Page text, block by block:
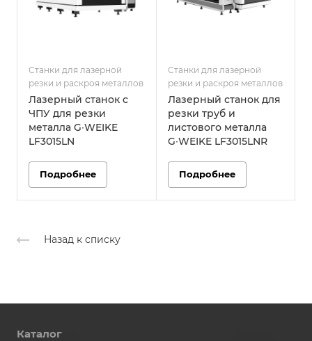
Станки для лазерной
резки и раскроя металлов
Лазерный станок с
ЧПУ для резки
металла G∙WEIKE
LF3015LN
Подробнее
Станки для лазерной
резки и раскроя металлов
Лазерный станок для
резки труб и
листового металла
G∙WEIKE LF3015LNR
Подробнее
Назад к списку
Каталог